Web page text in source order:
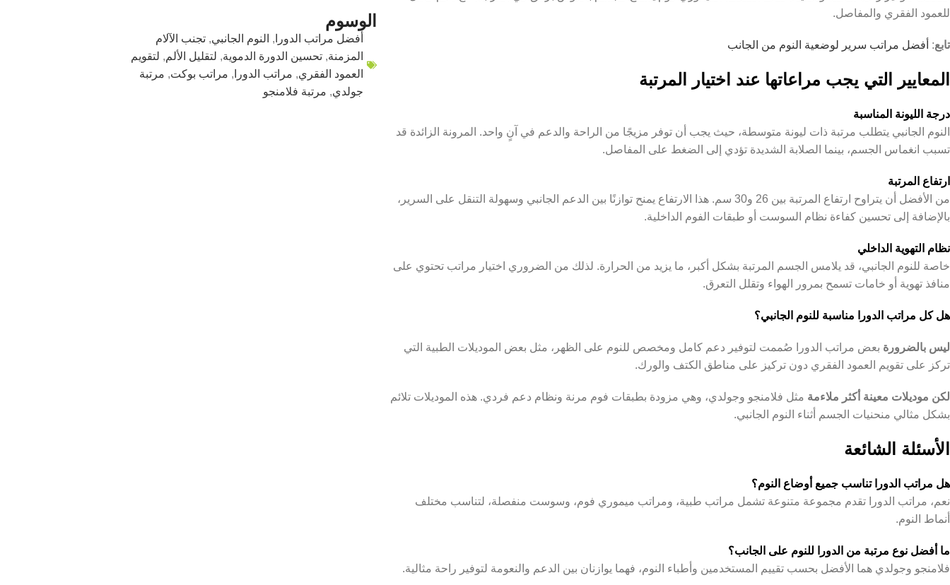
للعمود الفقري والمفاصل.
تابع: أفضل مراتب سرير لوضعية النوم من الجانب
المعايير التي يجب مراعاتها عند اختيار المرتبة
درجة الليونة المناسبة
النوم الجانبي يتطلب مرتبة ذات ليونة متوسطة، حيث يجب أن توفر مزيجًا من الراحة والدعم في آنٍ واحد. المرونة الزائدة قد
تسبب انغماس الجسم، بينما الصلابة الشديدة تؤدي إلى الضغط على المفاصل.
ارتفاع المرتبة
من الأفضل أن يتراوح ارتفاع المرتبة بين 26 و30 سم. هذا الارتفاع يمنح توازنًا بين الدعم الجانبي وسهولة التنقل على السرير،
بالإضافة إلى تحسين كفاءة نظام السوست أو طبقات الفوم الداخلية.
نظام التهوية الداخلي
خاصة للنوم الجانبي، قد يلامس الجسم المرتبة بشكل أكبر، ما يزيد من الحرارة. لذلك من الضروري اختيار مراتب تحتوي على
منافذ تهوية أو خامات تسمح بمرور الهواء وتقلل التعرق.
هل كل مراتب الدورا مناسبة للنوم الجانبي؟
ليس بالضرورة بعض مراتب الدورا صُممت لتوفير دعم كامل ومخصص للنوم على الظهر، مثل بعض الموديلات الطبية التي
تركز على تقويم العمود الفقري دون تركيز على مناطق الكتف والورك.
لكن موديلات معينة أكثر ملاءمة مثل فلامنجو وجولدي، وهي مزودة بطبقات فوم مرنة ونظام دعم فردي. هذه الموديلات تلائم
بشكل مثالي منحنيات الجسم أثناء النوم الجانبي.
الأسئلة الشائعة
هل مراتب الدورا تناسب جميع أوضاع النوم؟
نعم، مراتب الدورا تقدم مجموعة متنوعة تشمل مراتب طبية، ومراتب ميموري فوم، وسوست منفصلة، لتناسب مختلف
أنماط النوم.
ما أفضل نوع مرتبة من الدورا للنوم على الجانب؟
فلامنجو وجولدي هما الأفضل بحسب تقييم المستخدمين وأطباء النوم، فهما يوازنان بين الدعم والنعومة لتوفير راحة مثالية.
الوسوم
أفضل مراتب الدورا , النوم الجانبي, تجنب الآلام
المزمنة, تحسين الدورة الدموية, لتقليل الألم, لتقويم
العمود الفقري, مراتب الدورا , مراتب بوكت, مرتبة
جولدي, مرتبة فلامنجو